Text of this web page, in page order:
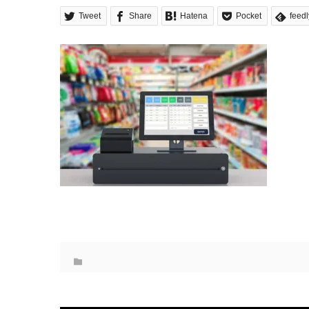
Tweet Share Hatena Pocket